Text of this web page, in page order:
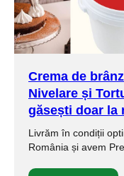
Crema de
Nivelare și
găsești doar la
Livrăm în condiții
România și avem